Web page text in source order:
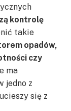
kontrolę
takie
opadów,
czy
ma
jedno z
się z